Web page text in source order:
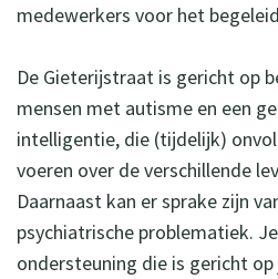
medewerkers voor het
De Gieterijstraat is gericht op
mensen met autisme en een
intelligentie, die (tijdelijk)
voeren over de verschillende
Daarnaast kan er sprake zijn
psychiatrische problematiek.
ondersteuning die is gericht